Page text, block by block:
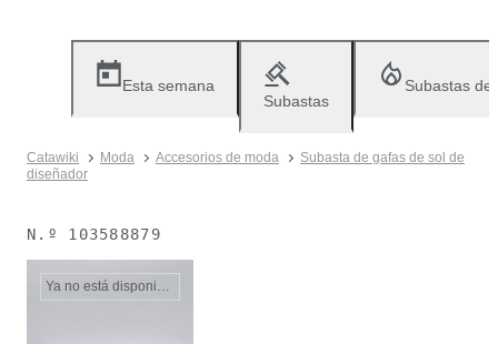
Esta semana
Subastas
Subastas
Catawiki Moda Accesorios de moda
Subasta de gafas de sol de
diseñador
N.º 103588879
Ya no está disponible